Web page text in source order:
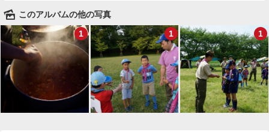
🌄 このアルバムの他の写真
1
1 1